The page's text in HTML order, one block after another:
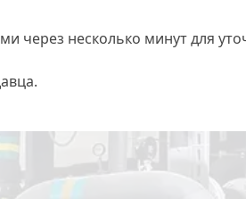
через несколько минут для